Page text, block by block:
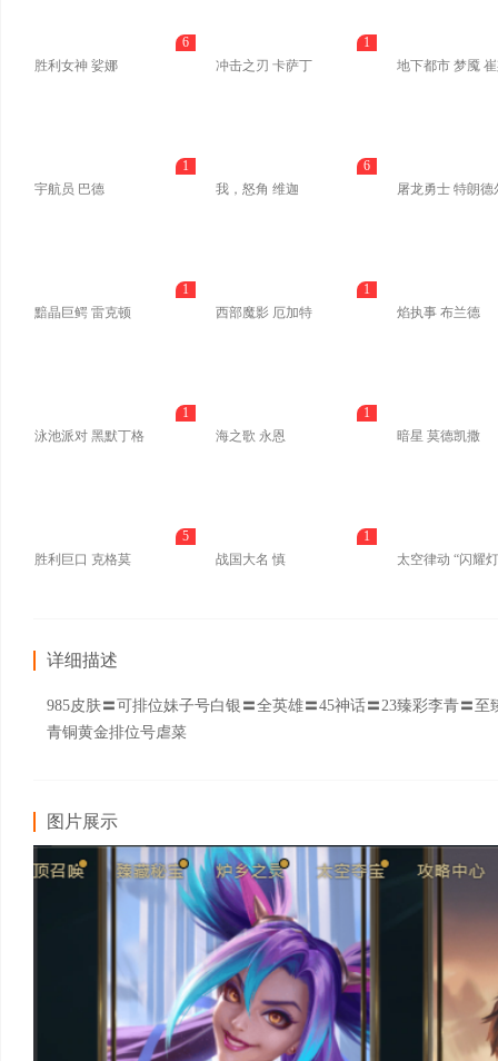
胜利女神 娑娜
6
冲击之刃 卡萨丁
1
地下都市 梦魇
宇航员 巴德
1
我，怒角 维迦
6
屠龙勇士 特朗德
黯晶巨鳄 雷克顿
1
西部魔影 厄加特
1
焰执事 布兰德
泳池派对 黑默丁格
1
海之歌 永恩
1
暗星 莫德凯撒
胜利巨口 克格莫
5
战国大名 慎
1
详细描述
985皮肤〓可排位妹子号白银〓全英雄〓45神话〓23臻彩李青〓
青铜黄金排位号虐菜
图片展示